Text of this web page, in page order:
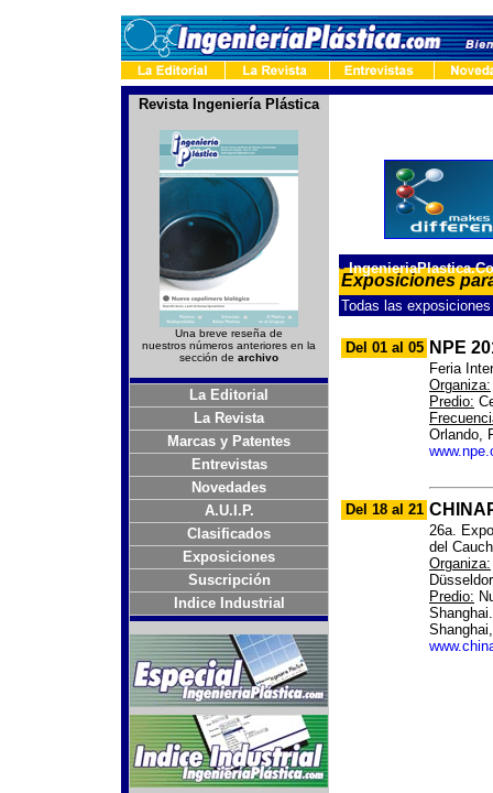
Revista Ingeniería Plástica
Una breve reseña de
nuestros números anteriores en la
sección de archivo
La Editorial
La Revista
Marcas y Patentes
Entrevistas
Novedades
A.U.I.P.
Clasificados
Exposiciones
Suscripción
Indice Industrial
-
Exposiciones
Todas las
Del 01 al 05 NPE
Feria
Organiza:
Predio:
Orlando,
Del 18 al 21
26a.
del
Organiza:
Predio:
Shanghai.